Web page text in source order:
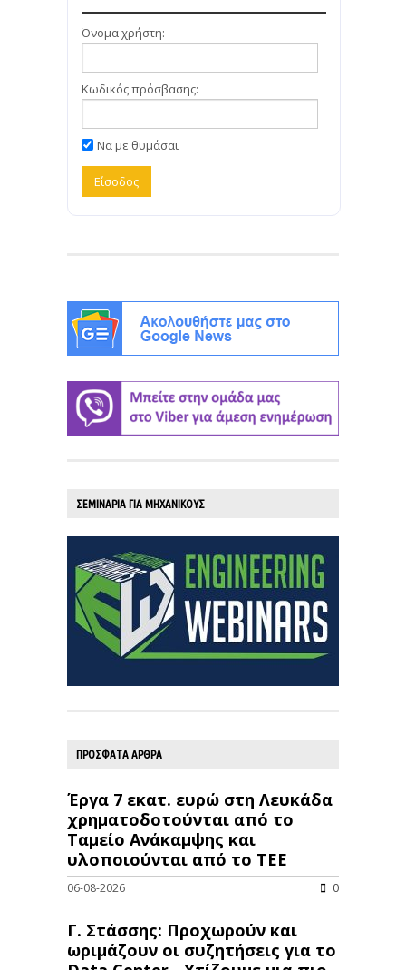
Όνομα χρήστη:
Κωδικός πρόσβασης:
Να με θυμάσαι
ΣΕΜΙΝΑΡΙΑ ΓΙΑ ΜΗΧΑΝΙΚΟΥΣ
ΠΡΟΣΦΑΤΑ ΑΡΘΡΑ
Έργα 7 εκατ. ευρώ στη Λευκάδα
χρηματοδοτούνται από το
Ταμείο Ανάκαμψης και
υλοποιούνται από το ΤΕΕ
06-08-2026 0
Γ. Στάσσης: Προχωρούν και
ωριμάζουν οι συζητήσεις για το